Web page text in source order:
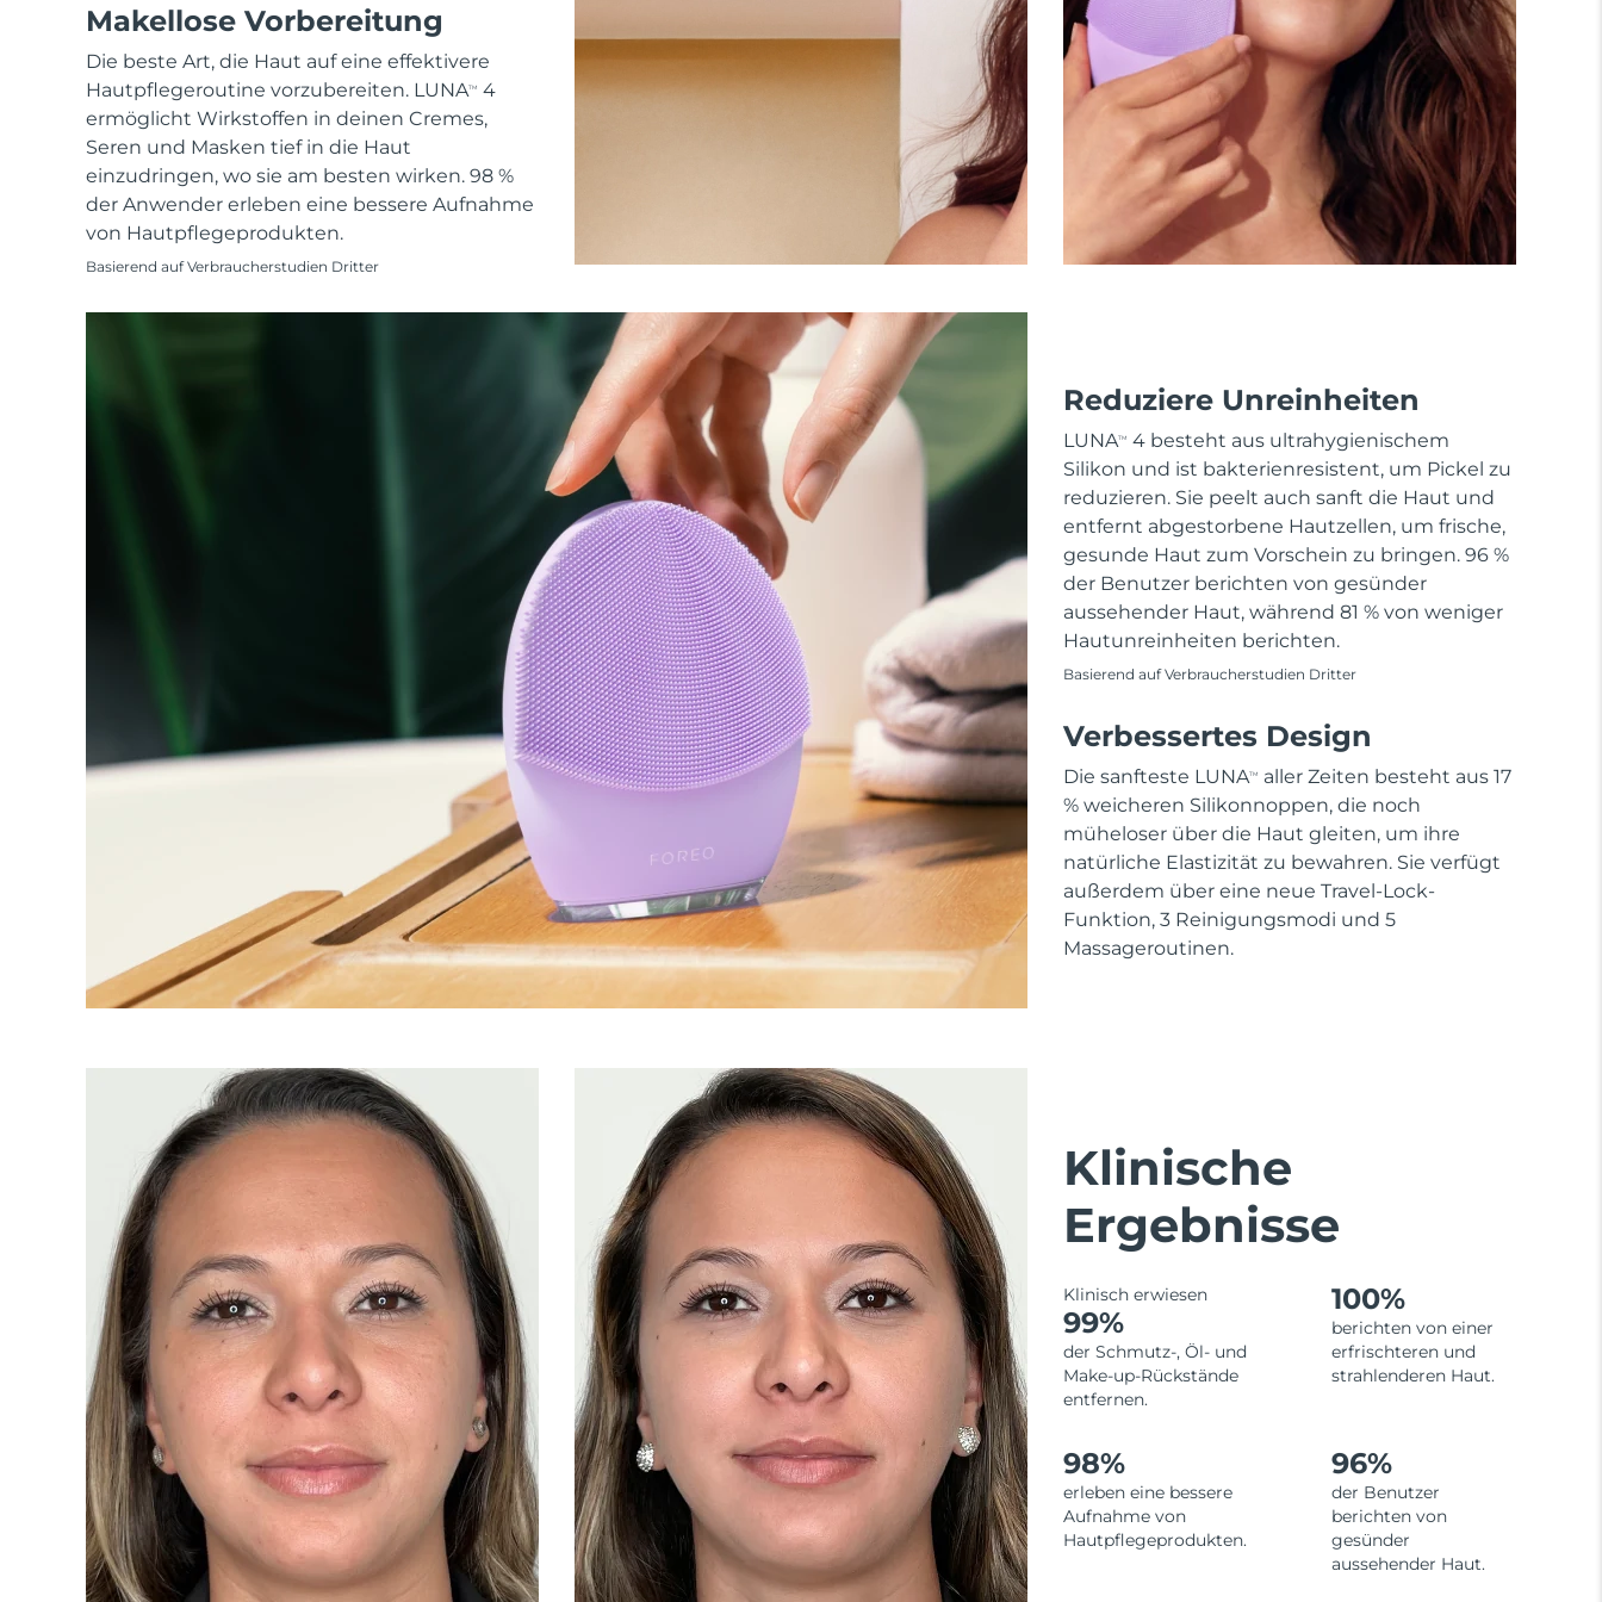
Makellose Vorbereitung
Die beste Art, die Haut auf eine effektivere
Hautpflegeroutine vorzubereiten. LUNATM
4
ermöglicht Wirkstoffen in deinen Cremes,
Seren und Masken tief in die Haut
einzudringen, wo sie am besten wirken. 98 %
der Anwender erleben eine bessere Aufnahme
von Hautpflegeprodukten.
Basierend auf Verbraucherstudien Dritter
Reduziere Unreinheiten
LUNATM
4 besteht aus ultrahygienischem
Silikon und ist bakterienresistent, um Pickel zu
reduzieren. Sie peelt auch sanft die Haut und
entfernt abgestorbene Hautzellen, um frische,
gesunde Haut zum Vorschein zu bringen. 96 %
der Benutzer berichten von gesünder
aussehender Haut, während 81 % von weniger
Hautunreinheiten berichten.
Basierend auf Verbraucherstudien Dritter
Verbessertes Design
Die sanfteste LUNATM
aller Zeiten besteht aus 17
% weicheren Silikonnoppen, die noch
müheloser über die Haut gleiten, um ihre
natürliche Elastizität zu bewahren. Sie verfügt
außerdem über eine neue Travel-Lock-
Funktion, 3 Reinigungsmodi und 5
Massageroutinen.
Klinische
Ergebnisse
Klinisch erwiesen
99%
der Schmutz-, Öl- und
Make-up-Rückstände
entfernen.
100%
berichten von einer
erfrischteren und
strahlenderen Haut.
98%
erleben eine bessere
Aufnahme von
Hautpflegeprodukten.
96%
der Benutzer
berichten von
gesünder
aussehender Haut.
All acne treatment devices
All revitalizing eye massagers
KIWI™ skincare
Advanced pore care essentials
Serum
issa™ Teeth Whitening Gel
18% PAP
Kosmetik Männer
Kaufe alles